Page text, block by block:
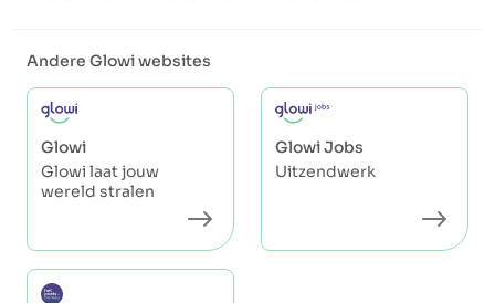
Andere Glowi websites
Glowi
Glowi laat jouw
wereld stralen
Glowi Jobs
Uitzendwerk